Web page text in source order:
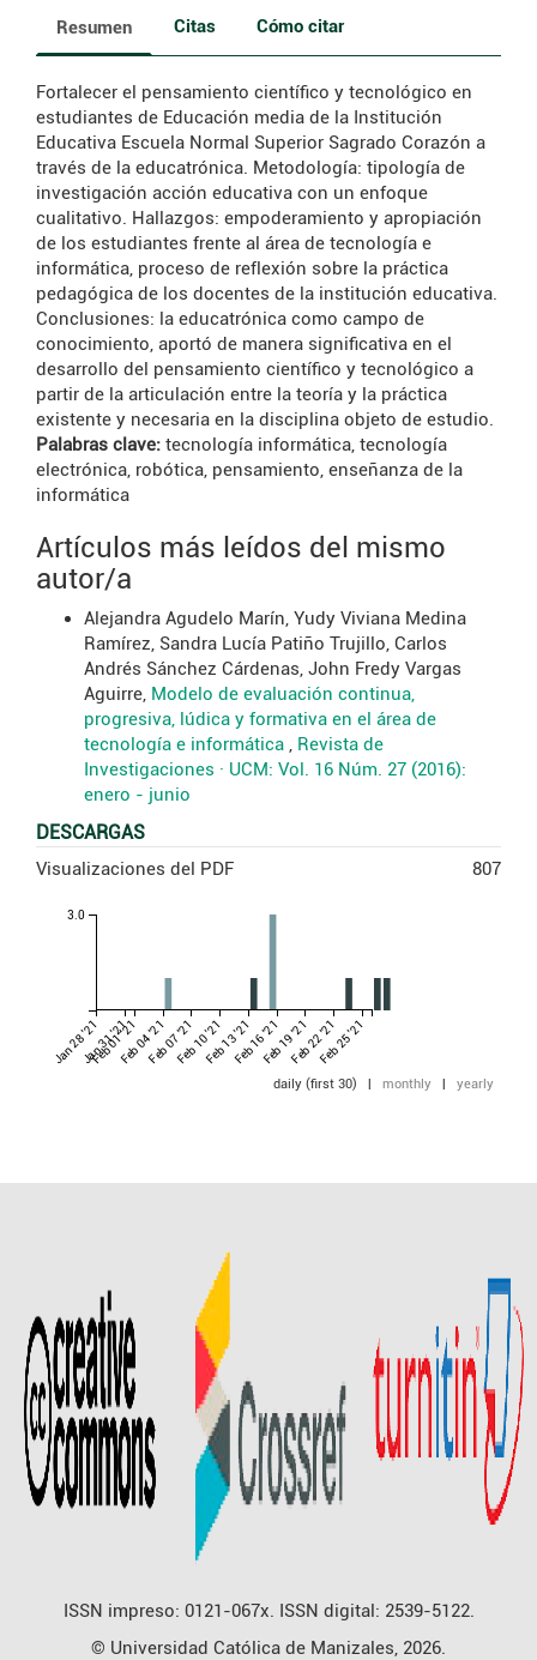
Resumen Citas Cómo citar
Fortalecer el pensamiento científico y tecnológico en
estudiantes de Educación media de la Institución
Educativa Escuela Normal Superior Sagrado Corazón a
través de la educatrónica. Metodología: tipología de
investigación acción educativa con un enfoque
cualitativo. Hallazgos: empoderamiento y apropiación
de los estudiantes frente al área de tecnología e
informática, proceso de reflexión sobre la práctica
pedagógica de los docentes de la institución educativa.
Conclusiones: la educatrónica como campo de
conocimiento, aportó de manera significativa en el
desarrollo del pensamiento científico y tecnológico a
partir de la articulación entre la teoría y la práctica
existente y necesaria en la disciplina objeto de estudio.
Palabras clave: tecnología informática, tecnología
electrónica, robótica, pensamiento, enseñanza de la
informática
Artículos más leídos del mismo
autor/a
Alejandra Agudelo Marín, Yudy Viviana Medina
Ramírez, Sandra Lucía Patiño Trujillo, Carlos
Andrés Sánchez Cárdenas, John Fredy Vargas
Aguirre, Modelo de evaluación continua,
progresiva, lúdica y formativa en el área de
tecnología e informática , Revista de
Investigaciones · UCM: Vol. 16 Núm. 27 (2016):
enero - junio
DESCARGAS
Visualizaciones del PDF 807
Jan 28 '21Jan 31 '21
Feb 01 '21Feb 04 '21Feb 07 '21Feb 10 '21Feb 13 '21Feb 16 '21Feb 19 '21Feb 22 '21Feb 25 '21
3.0
daily (first 30) monthly yearly
ISSN impreso: 0121-067x. ISSN digital: 2539-5122.
© Universidad Católica de Manizales, 2026.